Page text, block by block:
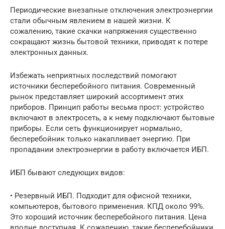
Периодические внезапные отключения электроэнергии
стали обычным явлением в нашей жизни. К
сожалению, такие скачки напряжения существенно
сокращают жизнь бытовой техники, приводят к потере
электронных данных.
Избежать неприятных последствий помогают
источники бесперебойного питания. Современный
рынок представляет широкий ассортимент этих
приборов. Принцип работы весьма прост: устройство
включают в электросеть, а к нему подключают бытовые
приборы. Если сеть функционирует нормально,
бесперебойник только накапливает энергию. При
пропадании электроэнергии в работу включается ИБП.
ИБП бывают следующих видов:
• Резервный ИБП. Подходит для офисной техники,
компьютеров, бытового применения. КПД около 99%.
Это хороший источник бесперебойного питания. Цена